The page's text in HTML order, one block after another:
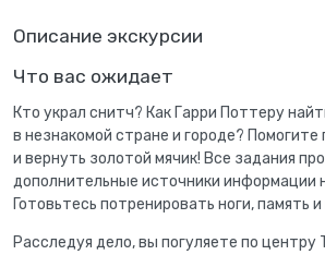
Описание экскурсии
Что вас ожидает
Кто украл снитч? Как Гарри Поттеру
в незнакомой стране и городе? Помогите
и вернуть золотой мячик! Все задания
дополнительные источники информации
Готовьтесь потренировать ноги, память
Расследуя дело, вы погуляете по центру